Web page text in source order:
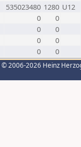
535023480 1280 U12
0
0
0
0
0
0
0 0
© 2006-2026 Heinz